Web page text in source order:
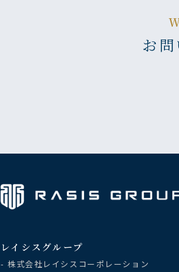
お
レイシスグループ
- 株式会社レイシスコーポレーション